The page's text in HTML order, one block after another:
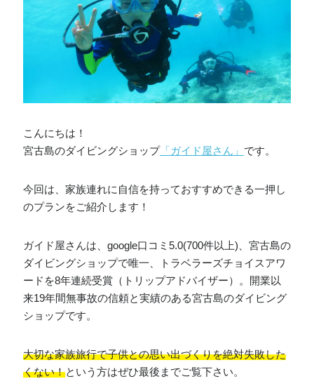
こんにちは！
宮古島のダイビングショップ「ガイド屋さん」 です。
今回は、家族連れに自信を持っておすすめできる一押し
のプランをご紹介します！
ガイド屋さんは、google口コミ5.0(700件以上)、宮古島の
ダイビングショップで唯一、トラベラーズチョイスアワ
ードを8年連続受賞（トリップアドバイザー）。開業以
来19年間無事故の信頼と実績のある宮古島のダイビング
ショップです。
大切な家族旅行で子供との思い出づくりを絶対失敗した
くない！という方はぜひ最後までご覧下さい。